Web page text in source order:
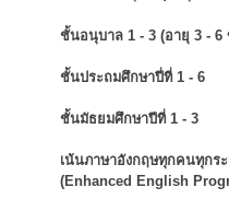
ชั้นอนุบาล 1 - 3 (อายุ 3 - 6
ชั้นประถมศึกษาปี่ที่ 1 - 6
ชั้นมัธยมศึกษาปีที่ 1 - 3
เน้นภาษาอังกฤษทุกคนทุกร
(Enhanced English